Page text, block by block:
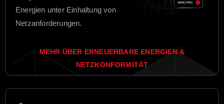
Energien unter Einhaltung von
Netzanforderungen.
MEHR ÜBER ERNEUERBARE ENERGIEN &
NETZKONFORMITÄT